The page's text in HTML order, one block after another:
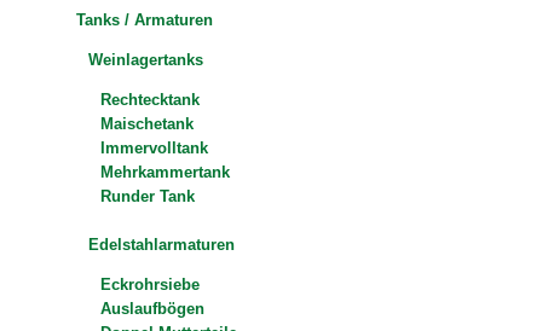
Tanks / Armaturen
Weinlagertanks
Rechtecktank
Maischetank
Immervolltank
Mehrkammertank
Runder Tank
Edelstahlarmaturen
Eckrohrsiebe
Auslaufbögen